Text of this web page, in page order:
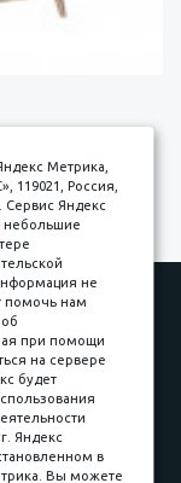
Оплата
Гарантии
Контакты
Метрика,
Россия,
Сервис Яндекс
небольшие
не
помочь нам
при помощи
на сервере
будет
Яндекс
в
Вы можете